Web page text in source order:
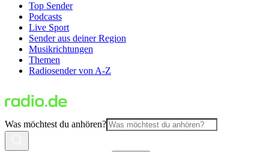
Top Sender
Podcasts
Live Sport
Sender aus deiner Region
Musikrichtungen
Themen
Radiosender von A-Z
Was möchtest du anhören?